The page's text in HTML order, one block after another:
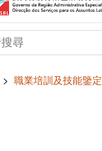
> 職業培訓及技能鑒定